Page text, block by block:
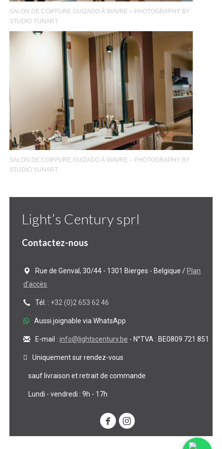
SALON DE COIFFURE GUIZADO À WAVRE – PHOTOGRAPHY BY
STUDIO YUNART
SALON DE COIFFURE GUIZADO À WAVRE – PHOTOGRAPHY BY
STUDIO YUNART
Light’s Century sprl
Contactez-nous
Rue de Genval, 30/44 - 1301 Bierges - Belgique /Plan
d’accès
Tél. : +32 (0)2 653 62 46
Aussi joignable via WhatsApp
E-mail :info@lightscentury.be - N°TVA : BE0809 721 851
Uniquement sur rendez-vous
sauf livraison et retrait de commande
Lundi - vendredi : 9h - 17h